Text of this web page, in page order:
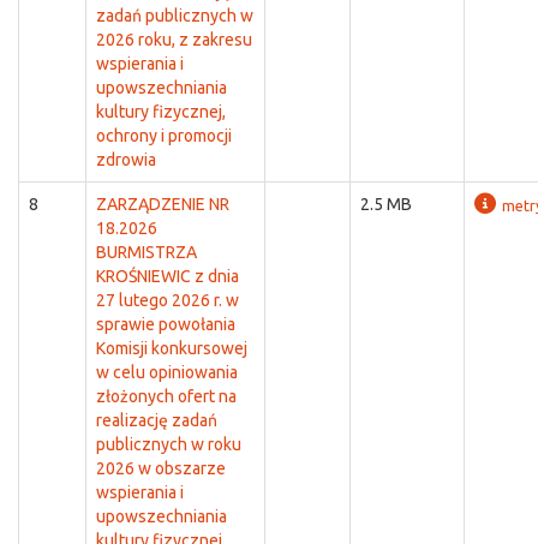
zadań publicznych w
2026 roku, z zakresu
wspierania i
upowszechniania
kultury fizycznej,
ochrony i promocji
zdrowia
8
ZARZĄDZENIE NR
18.2026
BURMISTRZA
KROŚNIEWIC z dnia
27 lutego 2026 r. w
sprawie powołania
Komisji konkursowej
w celu opiniowania
złożonych ofert na
realizację zadań
publicznych w roku
2026 w obszarze
wspierania i
upowszechniania
2.5 MB